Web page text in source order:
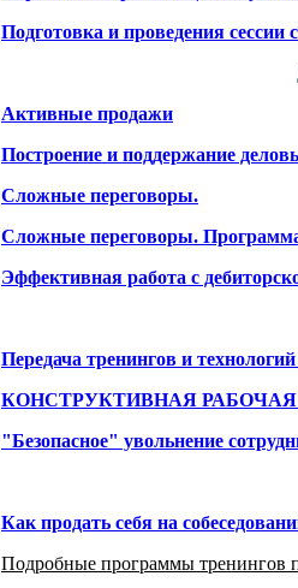
Подготовка и проведения сессии
Активные продажи
Построение и поддержание
Сложные переговоры.
Сложные переговоры.
Эффективная работа с
Передача тренингов и
КОНСТРУКТИВНАЯ РАБОЧАЯ
"Безопасное" увольнение
Как продать себя на
Подробные программы тренингов